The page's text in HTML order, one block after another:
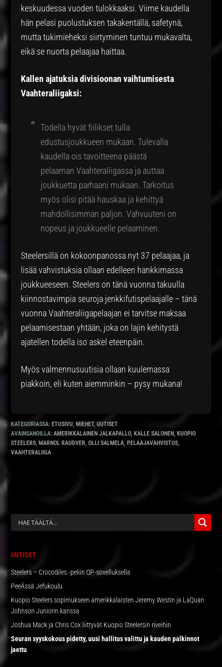
keskuudessa vuoden tulokkaaksi. Viime kaudella
hän pelasi puolustuksen takakentällä, safetynä,
mutta tukimieheksi siirtyminen tuntuu mukavalta,
eikä se nuorta pelaajaa haittaa.
Kallen ajatuksia divisioonan vaihtumisesta
Vaahteraliigaksi:
Todella hyvät fiilikset tulla
edustusjoukkueen mukaan. Tulevalla
kaudella ois tavoitteena päästä
pelaaman Vaahteraliigassa ja auttaa
joukkuetta parhaani mukaan. Tarkoitus
myös olisi pitää hauskaa ja kehittyä
mahdollisimman paljon. Vahvuuteni on
nopeus ja joukkueelle pelaaminen.
Steelersillä on kokoonpanossa nyt 37 pelaajaa, ja
lisää vahvistuksia ollaan edelleen hankkimassa
joukkueeseen. Steelers on tänä vuonna takuulla
kiinnostavimpia seuroja jenkkifutispelaajalle – tänä
vuonna Vaahteraliigapelaajan ei tarvitse maksaa
pelaamisestaan yhtään, joka on lajin kehitystä
ajatellen todella iso askel eteenpäin.
Myös valmennusuutisia ollaan kuulemassa
piakkoin, eli kuten aiemminkin – pysy mukana!
KATEGORIASSA: ETUSIVU, MIEHET,UUTISET
AVAINSANOILLA:AMERIKKALAINEN JALKAPALLO, KALLE SALONEN, KUOPIO
STEELERS, MARNOL RAUDVER,OLLI SALMELA, PELAAJAVAHVISTUS,
VAAHTERALIIGA
ENSISIJAINEN
UUTISET
Steelers – Crocodiles -peliin OP-sovelluksella
PeeÄssä Jefukoulu
Kuopio Steelers sopimukseen amerikkalaisten Jeremy Westin ja LaQuan
Johnson Juniorin kanssa
Joshua Mack ja Chris Cox liittyvät Kuopio Steelersin riveihin
Seuran syyskokous pidetty, uusi hallitus valittu ja kauden palkinnot
jaettu